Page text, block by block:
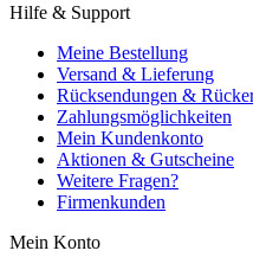
Hilfe & Support
Meine Bestellung
Versand & Lieferung
Rücksendungen &
Zahlungsmöglichkeiten
Mein Kundenkonto
Aktionen & Gutscheine
Weitere Fragen?
Firmenkunden
Mein Konto